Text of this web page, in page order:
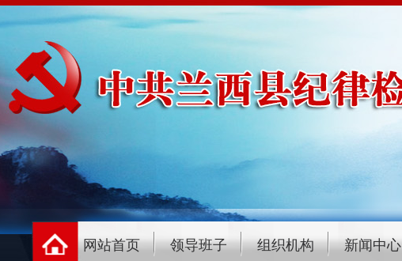
网站首页 领导班子 组织机构 新闻中心